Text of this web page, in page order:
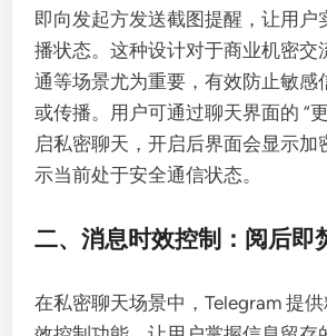
即向发起方发送截图提醒，让用户
播状态。这种设计对于商业机密交
通等场景尤为重要，有效防止敏感
或传播。用户可通过聊天界面的 “
启私密聊天，开启后界面会显示加
示当前处于安全通信状态。
二、消息时效控制：阅后即
在私密聊天场景中，Telegram 提